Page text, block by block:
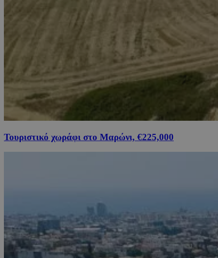
Τουριστικό χωράφι στο Μαρώνι, €225,000